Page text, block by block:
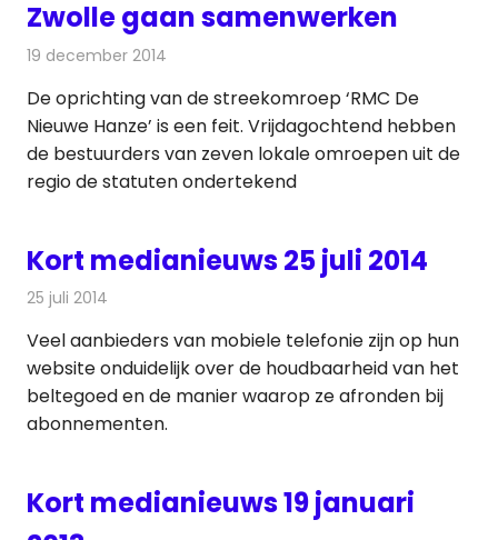
Zwolle gaan samenwerken
19 december 2014
De oprichting van de streekomroep ‘RMC De
Nieuwe Hanze’ is een feit. Vrijdagochtend hebben
de bestuurders van zeven lokale omroepen uit de
regio de statuten ondertekend
Kort medianieuws 25 juli 2014
25 juli 2014
Veel aanbieders van mobiele telefonie zijn op hun
website onduidelijk over de houdbaarheid van het
beltegoed en de manier waarop ze afronden bij
abonnementen.
Kort medianieuws 19 januari